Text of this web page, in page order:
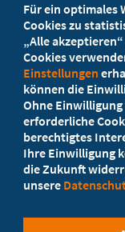
Ihr Landesverband
Werden Sie
5
Für ein optimales
Cookies zu
„Alle
Cookies
Einstellungen
können die
Ohne
erforderliche
berechtigtes
Ihre Einwilligung
die Zukunft
unsere